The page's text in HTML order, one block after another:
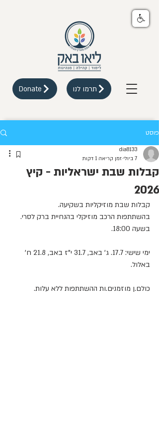
תרמו לנו Donate
פוסט
קבלות שבת ישראליות - קיץ
2026
dia8133
7 ביולי
זמן קריאה 1 דקות
קבלות שבת מוזיקליות בשקיעה.
בהשתתפות הרכב מוזיקלי בהנחיית ברק לסרי.
בשעה 18:00.
ימי שישי: 17.7. ג' באב, 31.7 י"ז באב, 21.8 ח'
באלול.
כולם.ן מוזמנים.ות ההשתתפות ללא עלות.